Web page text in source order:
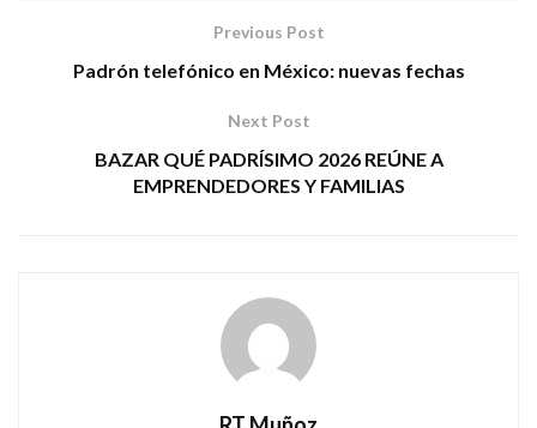
Previous Post
Padrón telefónico en México: nuevas fechas
Next Post
BAZAR QUÉ PADRÍSIMO 2026 REÚNE A
EMPRENDEDORES Y FAMILIAS